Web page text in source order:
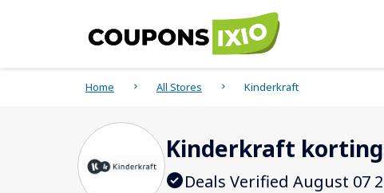
Home All Stores Kinderkraft
Kinderkraft
Deals Verified August 07